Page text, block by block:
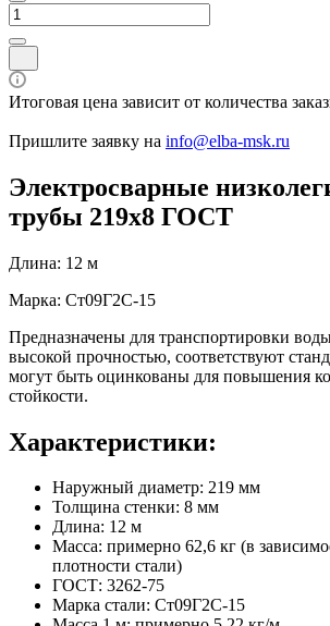
Итоговая цена зависит от количества
Пришлите заявку на info@elba-msk.ru
Электросварные
трубы 219х8 ГОСТ
Длина: 12 м
Марка: Ст09Г2С-15
Предназначены для транспортировки
высокой прочностью, соответствуют
могут быть оцинкованы для повышения
стойкости.
Характеристики:
Наружный диаметр: 219 мм
Толщина стенки: 8 мм
Длина: 12 м
Масса: примерно 62,6 кг (в
плотности стали)
ГОСТ: 3262-75
Марка стали: Ст09Г2С-15